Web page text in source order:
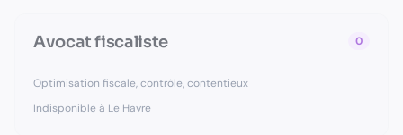
Avocat fiscaliste 0
Optimisation fiscale, contrôle, contentieux
Indisponible à Le Havre